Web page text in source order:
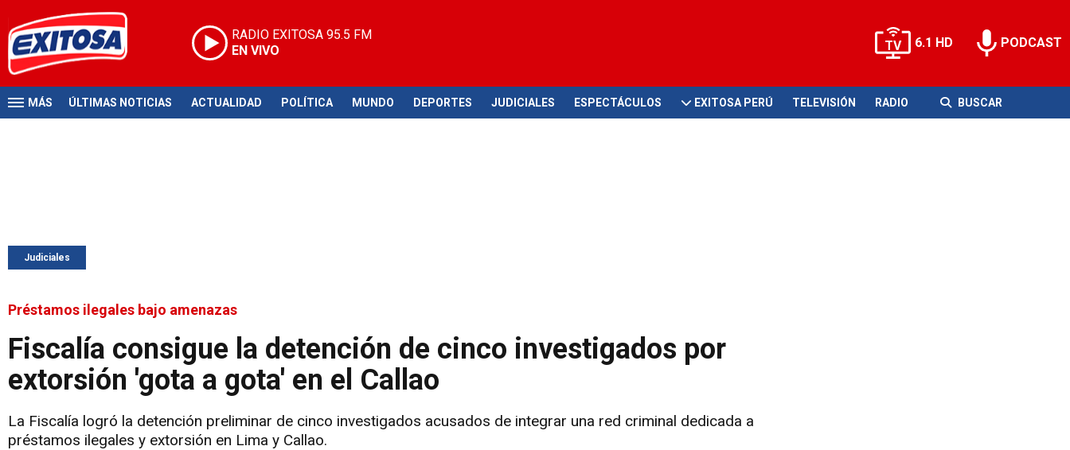
RADIO EXITOSA 95.5 FM
EN VIVO
6.1 HD PODCAST
MÁS ÚLTIMAS NOTICIAS ACTUALIDAD POLÍTICA MUNDO DEPORTES JUDICIALES ESPECTÁCULOS EXITOSA PERÚ TELEVISIÓN RADIO BUSCAR
Judiciales
Préstamos ilegales bajo amenazas
Fiscalía consigue la detención de cinco investigados por
extorsión 'gota a gota' en el Callao
La Fiscalía logró la detención preliminar de cinco investigados acusados de integrar una red criminal dedicada a
préstamos ilegales y extorsión en Lima y Callao.